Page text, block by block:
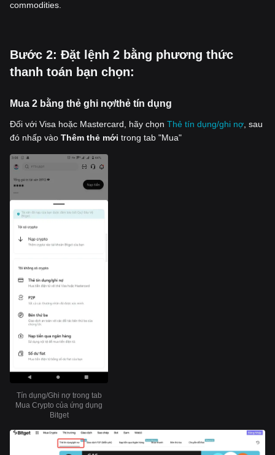
commodities.
‌Bước 2: Đặt lệnh 2 bằng phương thức
thanh toán bạn chọn:
Mua 2 bằng thẻ ghi nợ/thẻ tín dụng
Đối với Visa hoặc Mastercard, hãy chọn Thẻ tín dụng/ghi nợ , sau
đó nhấp vào Thêm thẻ mới trong tab "Mua"
Tín dụng/Ghi nợ trong tab
Mua Crypto của ứng dụng
Bitget